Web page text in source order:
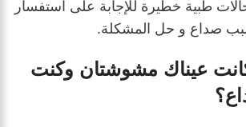
طبية خطيرة للإجابة على استفسار
صداع و حل المشكلة.
كانت عيناك مشوشتان وكنت